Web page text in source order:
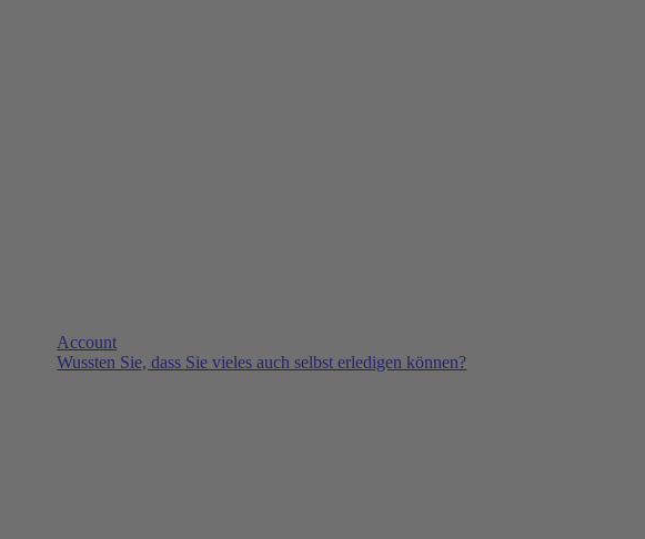
Account
Wussten Sie, dass Sie vieles auch selbst erledigen können?